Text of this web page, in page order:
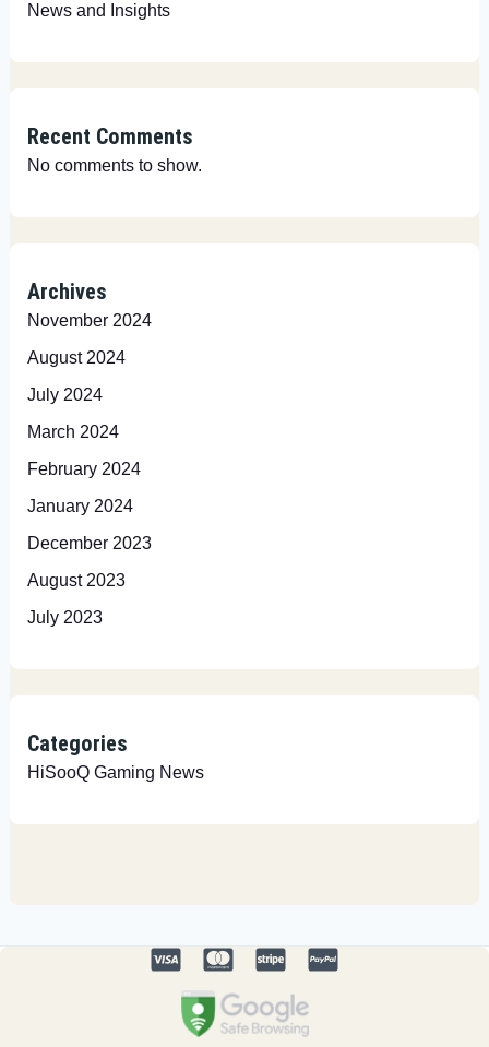
News and Insights
Recent Comments
No comments to show.
Archives
November 2024
August 2024
July 2024
March 2024
February 2024
January 2024
December 2023
August 2023
July 2023
Categories
HiSooQ Gaming News